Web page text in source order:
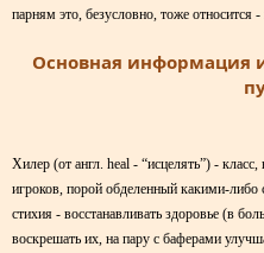
парням это, безусловно, тоже относится
Основная информация
Хилер (от англ. heal - “исцелять”) -
игроков, порой обделенный какими-
стихия - восстанавливать здоровье (в
воскрешать их, на пару с баферами